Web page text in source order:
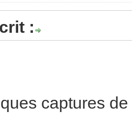
:
captures